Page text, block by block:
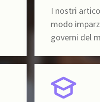
I nostri
modo
governi del